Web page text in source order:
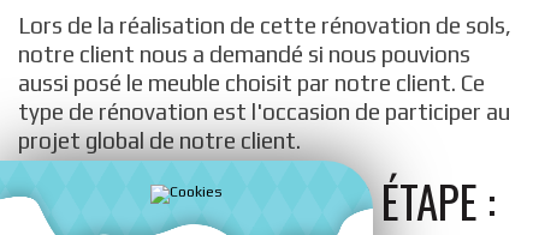
Lors de la réalisation de cette rénovation de sols,
notre client nous a demandé si nous pouvions
aussi posé le meuble choisit par notre client. Ce
type de rénovation est l'occasion de participer au
projet global de notre client.
UNE RÉNOVATION PAR ÉTAPE :